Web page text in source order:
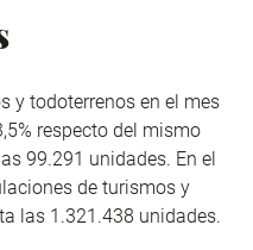
y todoterrenos en el mes
respecto del mismo
99.291 unidades. En el
de turismos y
las 1.321.438 unidades.